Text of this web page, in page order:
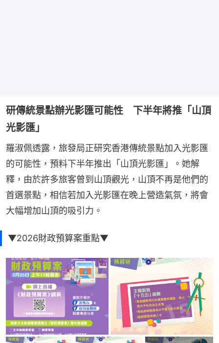
研傳統景點辦光影匯可能性 下半年將推「山頂
光影匯」
羅淑佩透露，旅發局正研究香港傳統景點加入光影匯
的可能性，預料下半年推出「山頂光影匯」。她解
釋，由於許多旅客曾到山頂觀光，山頂不再是他們的
首選景點，相信若加入光影匯在晚上營造氣氛，將會
大幅增加山頂的吸引力。
▼2026財政預算案重點▼